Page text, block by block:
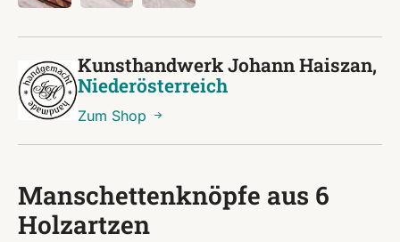
Kunsthandwerk Johann Haiszan,
Niederösterreich
Zum Shop
Manschettenknöpfe aus 6
Holzartzen